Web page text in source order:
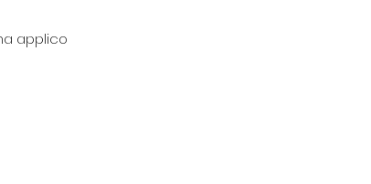
applico